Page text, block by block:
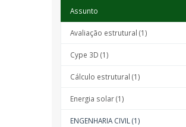
Assunto
Avaliação estrutural (1)
Cype 3D (1)
Cálculo estrutural (1)
Energia solar (1)
ENGENHARIA CIVIL (1)